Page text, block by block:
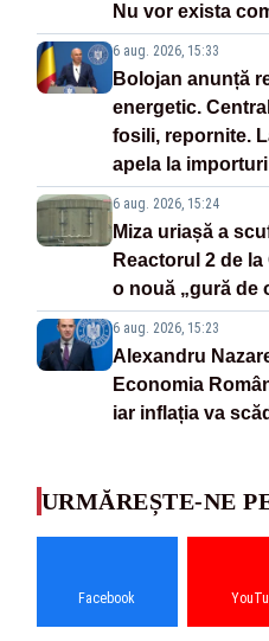
Nu vor exista
6 aug. 2026, 15:33
Bolojan anunță
energetic.
fosili, repornite.
apela la
6 aug. 2026, 15:24
Miza uriașă a
Reactorul 2 de
o nouă „gură de
6 aug. 2026, 15:23
Alexandru
Economia
iar inflația va
URMĂREȘTE-NE
Facebook